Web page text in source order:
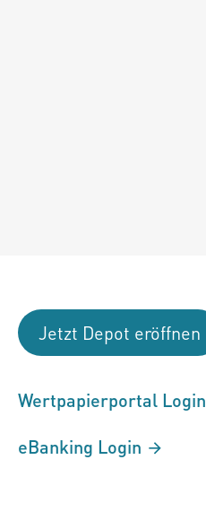
Jetzt Depot eröffnen
Wertpapierportal Login
eBanking Login